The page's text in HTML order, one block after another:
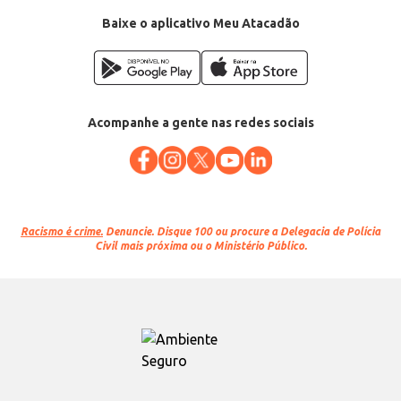
Baixe o aplicativo Meu Atacadão
Acompanhe a gente nas redes sociais
Racismo é crime. Denuncie. Disque 100 ou procure a Delegacia de Polícia
Civil mais próxima ou o Ministério Público.